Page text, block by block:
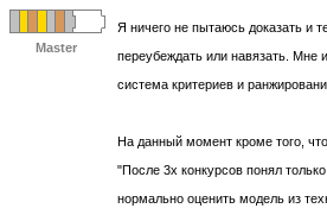
Master
Я ничего не пытаюсь доказать и
переубеждать или навязать. Мне
система критериев и
На данный момент кроме того,
"После 3х конкурсов понял
нормально оценить модель из